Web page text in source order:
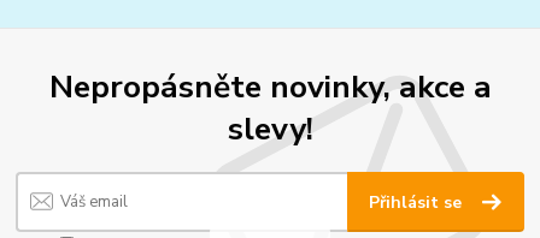
Nepropásněte novinky, akce a
slevy!
Přihlásit se